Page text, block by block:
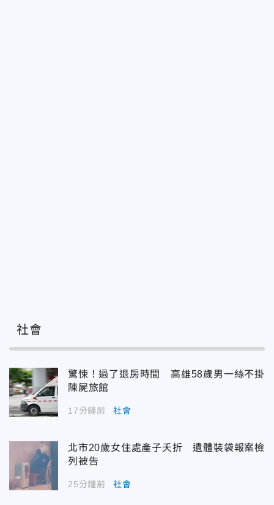
社會
驚悚！過了退房時間 高雄58歲男一絲不掛
陳屍旅館
17分鐘前 社會
北市20歲女住處產子夭折 遺體裝袋報案檢
列被告
25分鐘前 社會